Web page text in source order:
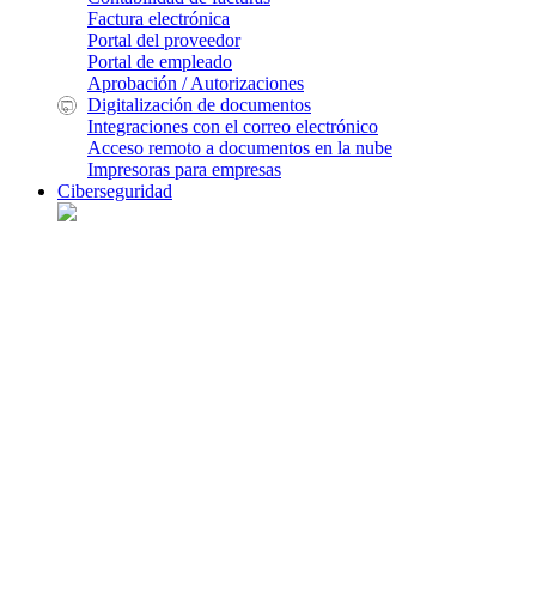
Factura electrónica
Portal del proveedor
Portal de empleado
Aprobación / Autorizaciones
Digitalización de documentos
Integraciones con el correo electrónico
Acceso remoto a documentos en la nube
Impresoras para empresas
Ciberseguridad